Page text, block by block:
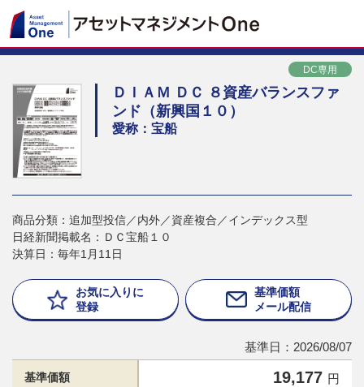
DC専用
ＤＩＡＭ ＤＣ ８資産バランスファ
ンド（新興国１０）
愛称：宝船
商品分類：追加型投信／内外／資産複合／インデックス型
日経新聞掲載名：ＤＣ宝船１０
決算日：毎年1月11日
お気に入りに
登録
基準価額
メール配信
基準日：2026/08/07
基準価額 19,177 円